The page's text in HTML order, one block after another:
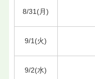
8/31(月)
9/1(火)
9/2(水)